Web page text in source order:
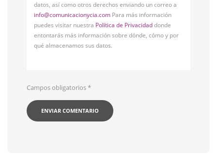
datos, así como otros derechos enviando un correo a
info@comunicacionycia.com Para más información
puedes visitar nuestra Política de Privacidaddonde
entontarás más información sobre dónde, cómo y por
qué almacenamos sus datos.
Campos obligatorios*